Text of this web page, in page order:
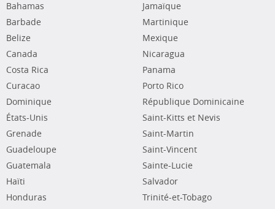
Bahamas
Barbade
Belize
Canada
Costa Rica
Curacao
Dominique
États-Unis
Grenade
Guadeloupe
Guatemala
Haïti
Honduras
Jamaïque
Martinique
Mexique
Nicaragua
Panama
Porto Rico
République Dominicaine
Saint-Kitts et Nevis
Saint-Martin
Saint-Vincent
Sainte-Lucie
Salvador
Trinité-et-Tobago